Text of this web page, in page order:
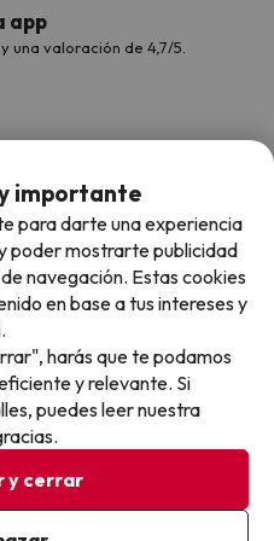
app
una valoración de 4,7/5.
importante
para darte una experiencia
poder mostrarte publicidad
navegación. Estas cookies
en base a tus intereses y
harás que te podamos
y relevante. Si
puedes leer nuestra
y cerrar